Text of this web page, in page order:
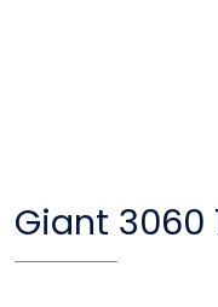
Giant 3060